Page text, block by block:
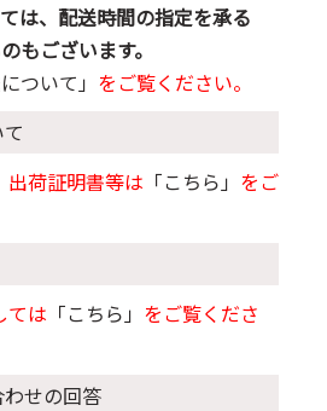
は、配送時間の指定を承る
もございます。
ついて」 をご覧ください。
荷証明書等は 「こちら」 をご
ては 「こちら」 をご覧くださ
せの回答